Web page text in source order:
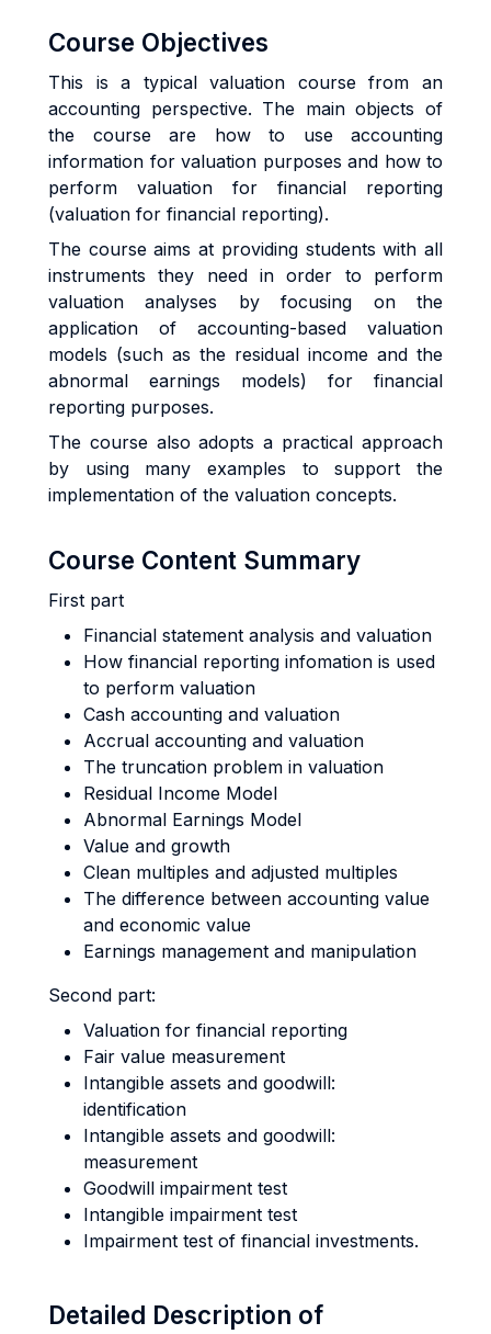
Course Objectives
This is a typical valuation course from an
accounting perspective. The main objects of
the course are how to use accounting
information for valuation purposes and how to
perform valuation for financial reporting
(valuation for financial reporting).
The course aims at providing students with all
instruments they need in order to perform
valuation analyses by focusing on the
application of accounting-based valuation
models (such as the residual income and the
abnormal earnings models) for financial
reporting purposes.
The course also adopts a practical approach
by using many examples to support the
implementation of the valuation concepts.
Course Content Summary
First part
Financial statement analysis and valuation
How financial reporting infomation is used
to perform valuation
Cash accounting and valuation
Accrual accounting and valuation
The truncation problem in valuation
Residual Income Model
Abnormal Earnings Model
Value and growth
Clean multiples and adjusted multiples
The difference between accounting value
and economic value
Earnings management and manipulation
Second part:
Valuation for financial reporting
Fair value measurement
Intangible assets and goodwill:
identification
Intangible assets and goodwill:
measurement
Goodwill impairment test
Intangible impairment test
Impairment test of financial investments.
Detailed Description of